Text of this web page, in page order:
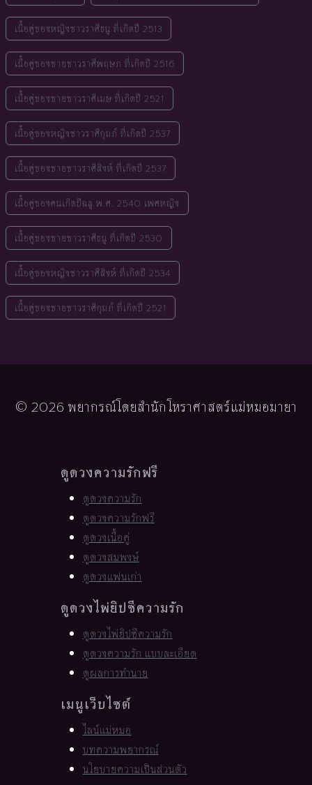
เนื้อคู่ของหญิงชาวราศีธนู ที่เกิดปี 2513
เนื้อคู่ของชายชาวราศีพฤษภ ที่เกิดปี 2516
เนื้อคู่ของชายชาวราศีเมษ ที่เกิดปี 2521
เนื้อคู่ของหญิงชาวราศีกุมภ์ ที่เกิดปี 2537
เนื้อคู่ของชายชาวราศีสิงห์ ที่เกิดปี 2537
เนื้อคู่ของคนเกิดปีฉลู พ.ศ. 2540 เพศหญิง
เนื้อคู่ของชายชาวราศีธนู ที่เกิดปี 2530
เนื้อคู่ของหญิงชาวราศีสิงห์ ที่เกิดปี 2534
เนื้อคู่ของชายชาวราศีกุมภ์ ที่เกิดปี 2521
© 2026 พยากรณ์โดยสำนักโหราศาสตร์แม่หมอมายา
ดูดวงความรักฟรี
ดูดวงความรัก
ดูดวงความรักฟรี
ดูดวงเนื้อคู่
ดูดวงสมพงษ์
ดูดวงแฟนเก่า
ดูดวงไพ่ยิปซีความรัก
ดูดวงไพ่ยิปซีความรัก
ดูดวงความรัก แบบละเอียด
ดูผลการทำนาย
เมนูเว็บไซต์
ไลน์แม่หมอ
บทความพยากรณ์
นโยบายความเป็นส่วนตัว